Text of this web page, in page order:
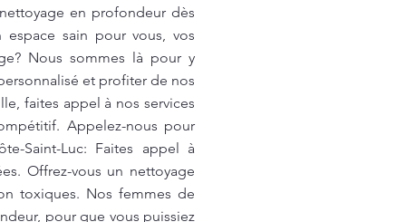
en profondeur dès
sain pour vous, vos
Nous sommes là pour y
et profiter de nos
faites appel à nos services
Appelez-nous pour
Saint-Luc: Faites appel à
Offrez-vous un nettoyage
toxiques. Nos femmes de
pour que vous puissiez